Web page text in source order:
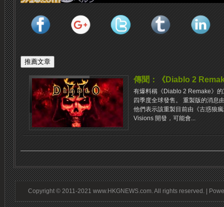
傳聞：《Diablo 2
有爆料稱《Diablo 2 Remake》
四季度全球發售。 重製版的消息
他們表示該重製目前由《古惑狼
Visions 開發，可能會...
Copyright © 2011-2021 www.HKGNEWS.com. All rights reserved. |